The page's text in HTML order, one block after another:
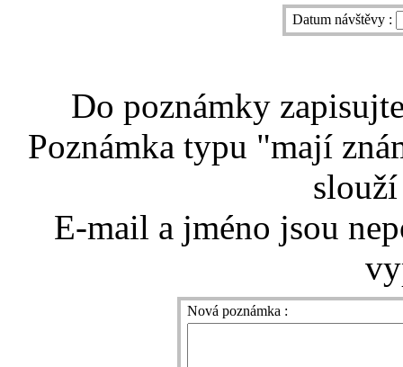
Datum návštěvy :
Do poznámky
Poznámka typu "mají
E-mail a jméno jsou
Nová poznámka :